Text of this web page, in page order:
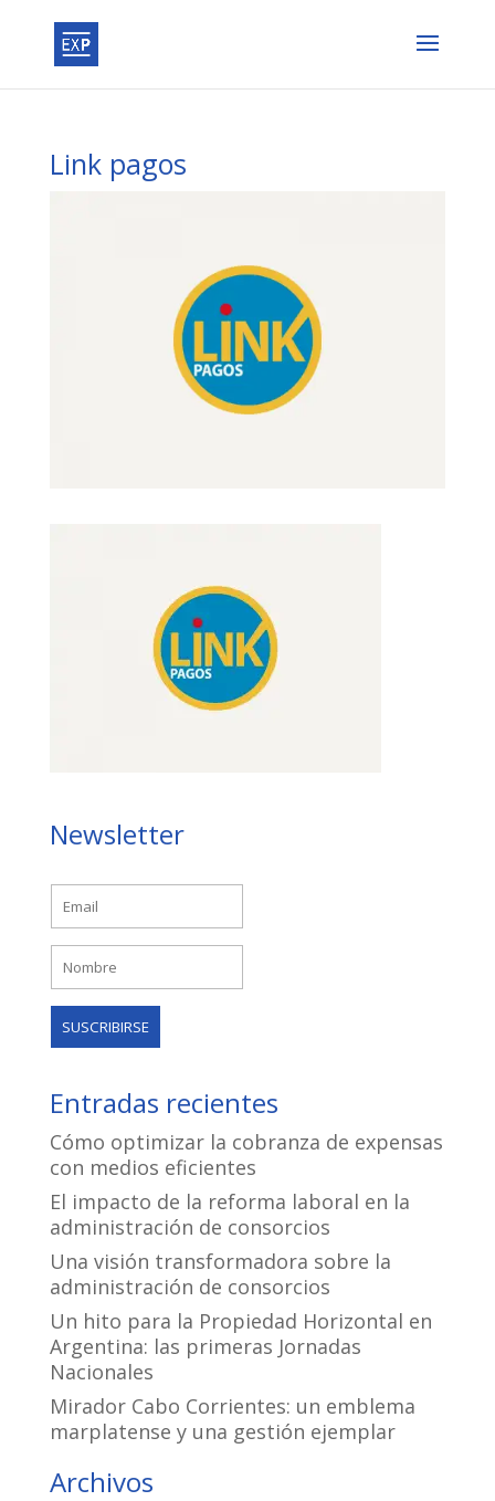
Link pagos
Newsletter
Entradas recientes
Cómo optimizar la cobranza de expensas
con medios eficientes
El impacto de la reforma laboral en la
administración de consorcios
Una visión transformadora sobre la
administración de consorcios
Un hito para la Propiedad Horizontal en
Argentina: las primeras Jornadas
Nacionales
Mirador Cabo Corrientes: un emblema
marplatense y una gestión ejemplar
Archivos